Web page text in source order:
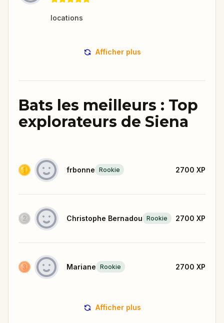
locations
Afficher plus
Bats les meilleurs : Top
explorateurs de Siena
frbonne Rookie 2700 XP
Christophe Bernadou Rookie 2700 XP
Mariane Rookie 2700 XP
Afficher plus